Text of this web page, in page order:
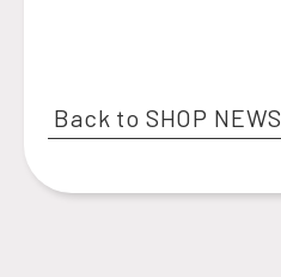
Back to SHOP NEWS